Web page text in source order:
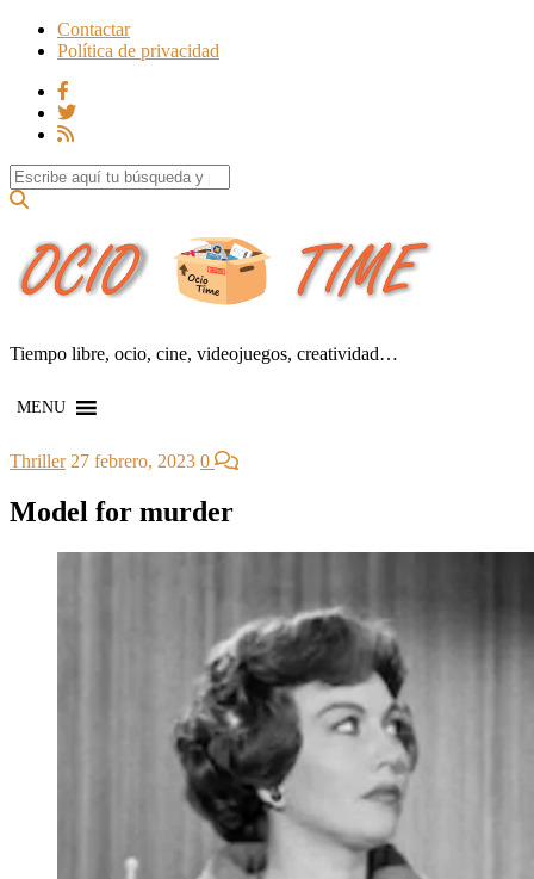
Contactar
Política de privacidad
Search for:
Tiempo libre, ocio, cine, videojuegos, creatividad…
MENU
Thriller 27 febrero, 2023 0
Model for murder